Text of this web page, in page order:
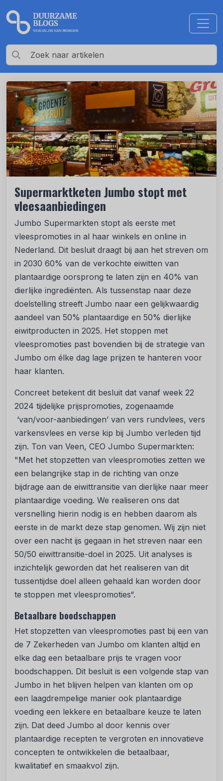
Supermarktketen Jumbo stopt met
vleesaanbiedingen
Jumbo Supermarkten stopt als eerste met
vleespromoties in al haar winkels en online in
Nederland. Dit besluit draagt bij aan het streven om
in 2030 60% van de verkochte eiwitten van
plantaardige oorsprong te laten zijn en 40% van
dierlijke ingrediënten. Als tussenstap naar deze
doelstelling streeft Jumbo naar een gelijkwaardig
aandeel van 50% plantaardige en 50% dierlijke
eiwitproducten in 2025. Het stoppen met
vleespromoties past bovendien bij de strategie van
Jumbo om élke dag lage prijzen te hanteren voor
haar klanten.
Concreet betekent dit besluit dat vanaf week 22
2024 tijdelijke prijspromoties, zogenaamde
‘van/voor-aanbiedingen’ van vers rundvlees, vers
varkensvlees en verse kip bij Jumbo verleden tijd
zijn. Ton van Veen, CEO Jumbo Supermarkten:
"Met het stopzetten van vleespromoties zetten we
een belangrijke stap in de richting van onze
bijdrage aan de eiwittransitie van dierlijke naar meer
plantaardige voeding. We realiseren ons dat
versnelling hierin nodig is en hebben daarom als
eerste in de markt deze stap genomen. Wij zijn niet
over een nacht ijs gegaan in het streven naar een
50/50 eiwittransitie-doel in 2025. Uit analyses is
inzichtelijk geworden dat het realiseren van dit
tussentijdse doel alleen gehaald kan worden door
te stoppen met vleespromoties“.
Betaalbare boodschappen
Het stopzetten van vleespromoties past bij een van
de 7 Zekerheden van Jumbo om klanten altijd en
elke dag een betaalbare prijs te vragen voor
boodschappen. Dit besluit is een volgende stap van
Jumbo in het blijven helpen van klanten om op
een laagdrempelige manier ook plantaardige
voeding een lekkere en betaalbare keuze te laten
zijn. Dat deed Jumbo al door kennis over
plantaardige recepten te vergroten en innovatieve
concepten te ontwikkelen die betaalbaar,
kwalitatief en smaakvol zijn.